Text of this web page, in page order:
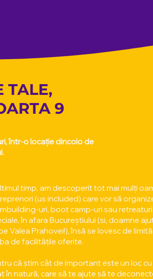
TALE,
9
într-o locație dincolo de
timp, am descoperit tot mai mulți
(us included) care vor să
uri, boot camp-uri sau retreaturi
în afara Bucureștiului (si, doamne
Valea Prahovei!), însă se lovesc de
de facilitățile oferite.
că știm cât de important este un loc
în natură, care să te ajute să te